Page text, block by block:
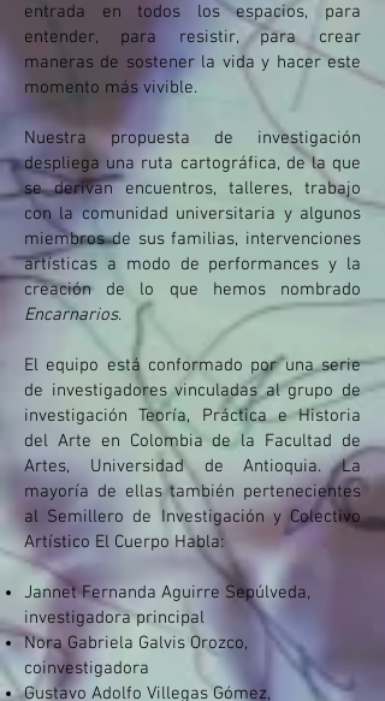
entrada en todos los espacios, para
entender, para resistir, para crear
maneras de sostener la vida y hacer este
momento más vivible.
Nuestra propuesta de investigación
despliega una ruta cartográfica, de la que
se derivan encuentros, talleres, trabajo
con la comunidad universitaria y algunos
miembros de sus familias, intervenciones
artísticas a modo de performances y la
creación de lo que hemos nombrado
Encarnarios.
El equipo está conformado por una serie
de investigadores vinculadas al grupo de
investigación Teoría, Práctica e Historia
del Arte en Colombia de la Facultad de
Artes, Universidad de Antioquia. La
mayoría de ellas también pertenecientes
al Semillero de Investigación y Colectivo
Artístico El Cuerpo Habla:
Jannet Fernanda Aguirre Sepúlveda,
investigadora principal
Nora Gabriela Galvis Orozco,
coinvestigadora
Gustavo Adolfo Villegas Gómez,